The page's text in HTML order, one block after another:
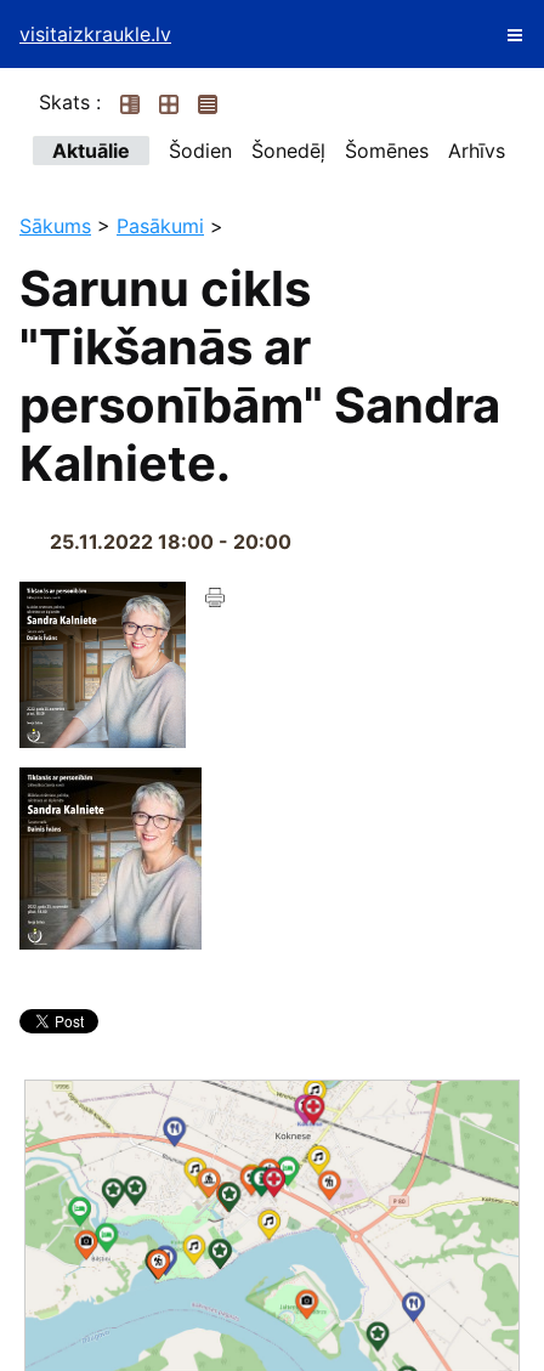
visitaizkraukle.lv
Skats :
Aktuālie
Šodien Šonedēļ Šomēnes Arhīvs
Sākums > Pasākumi >
Sarunu cikls
"Tikšanās ar
personībām" Sandra
Kalniete.
25.11.2022 18:00 - 20:00